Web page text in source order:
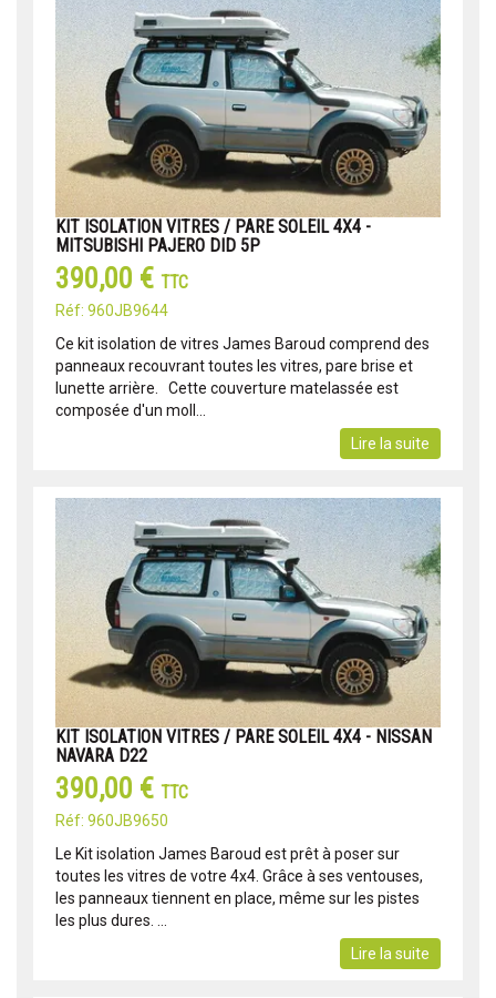
KIT ISOLATION VITRES / PARE SOLEIL 4X4 -
MITSUBISHI PAJERO DID 5P
390,00 € TTC
Réf: 960JB9644
Ce kit isolation de vitres James Baroud comprend des
panneaux recouvrant toutes les vitres, pare brise et
lunette arrière. Cette couverture matelassée est
composée d'un moll...
Lire la suite
KIT ISOLATION VITRES / PARE SOLEIL 4X4 - NISSAN
NAVARA D22
390,00 € TTC
Réf: 960JB9650
Le Kit isolation James Baroud est prêt à poser sur
toutes les vitres de votre 4x4. Grâce à ses ventouses,
les panneaux tiennent en place, même sur les pistes
les plus dures. ...
Lire la suite